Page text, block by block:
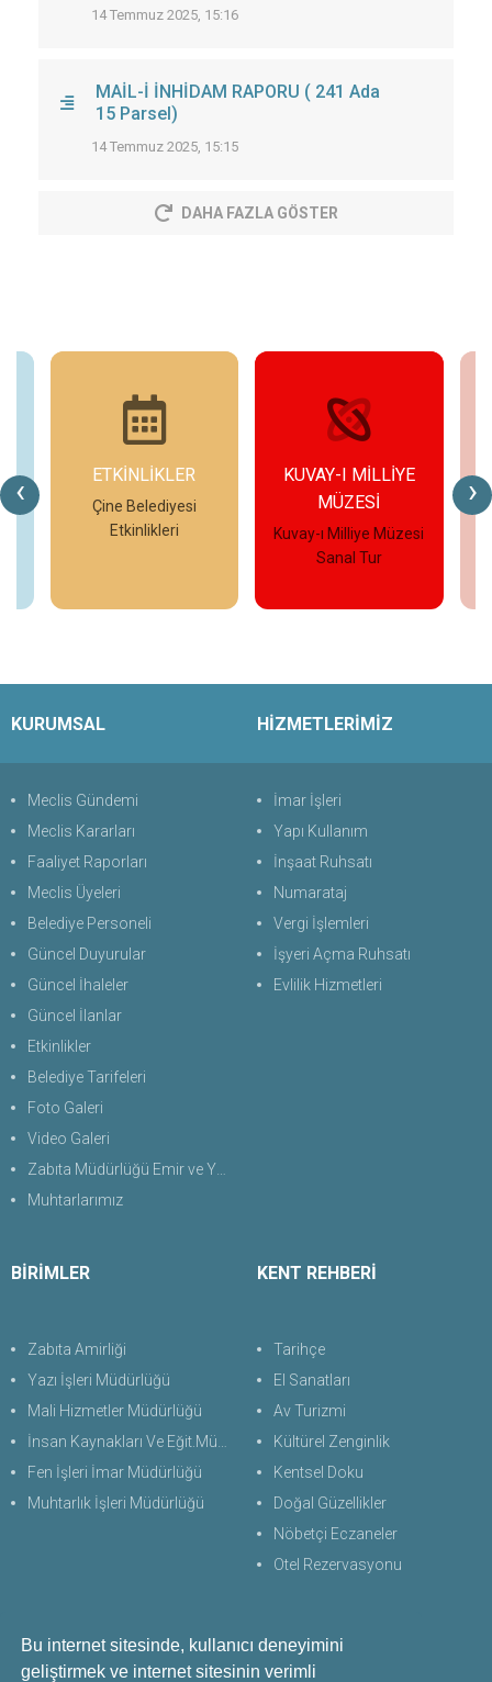
Bu internet sitesinde, kullanıcı deneyimini
geliştirmek ve internet sitesinin verimli
14 Temmuz 2025, 15:16
MAİL-İ İNHİDAM RAPORU ( 241 Ada
15 Parsel)
14 Temmuz 2025, 15:15
DAHA FAZLA GÖSTER
‹ ›
ETKİNLİKLER
Çine Belediyesi
Etkinlikleri
KUVAY-I MİLLİYE
MÜZESİ
Kuvay-ı Milliye Müzesi
Sanal Tur
KURUMSAL
Meclis Gündemi
Meclis Kararları
Faaliyet Raporları
Meclis Üyeleri
Belediye Personeli
Güncel Duyurular
Güncel İhaleler
Güncel İlanlar
Etkinlikler
Belediye Tarifeleri
Foto Galeri
Video Galeri
Zabıta Müdürlüğü Emir ve Yasaklar Uygulama Yönetmeliği 2026
Muhtarlarımız
HİZMETLERİMİZ
İmar İşleri
Yapı Kullanım
İnşaat Ruhsatı
Numarataj
Vergi İşlemleri
İşyeri Açma Ruhsatı
Evlilik Hizmetleri
BİRİMLER
Zabıta Amirliği
Yazı İşleri Müdürlüğü
Mali Hizmetler Müdürlüğü
İnsan Kaynakları Ve Eğit.Müdürlüğü
Fen İşleri İmar Müdürlüğü
Muhtarlık İşleri Müdürlüğü
KENT REHBERİ
Tarihçe
El Sanatları
Av Turizmi
Kültürel Zenginlik
Kentsel Doku
Doğal Güzellikler
Nöbetçi Eczaneler
Otel Rezervasyonu
Bize Ulaşın